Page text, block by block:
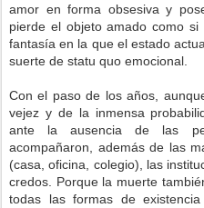
amor en forma obsesiva y
pierde el objeto amado como
fantasía en la que el estado
suerte de statu quo emocional.
Con el paso de los años,
vejez y de la inmensa
ante la ausencia de las
acompañaron, además de las
(casa, oficina, colegio), las
credos. Porque la muerte
todas las formas de